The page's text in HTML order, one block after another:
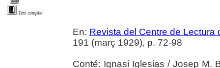
Text complet
En: Revista del Centre de Lectura
191 (març 1929), p. 72-98
Conté: Ignasi Iglesias / Josep M.